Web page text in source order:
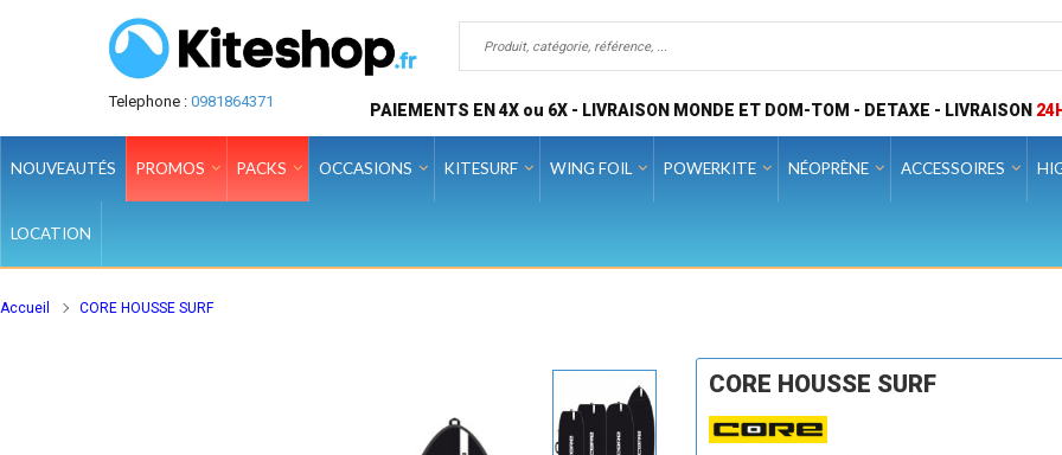
Telephone : 0981864371 PAIEMENTS EN 4X ou 6X - LIVRAISON MONDE ET DOM-TOM - DETAXE - LIVRAISON
NOUVEAUTÉS PROMOS PACKS OCCASIONS KITESURF WING FOIL POWERKITE NÉOPRÈNE ACCESSOIRES
LOCATION
Accueil CORE HOUSSE SURF
CORE HOUSSE SURF